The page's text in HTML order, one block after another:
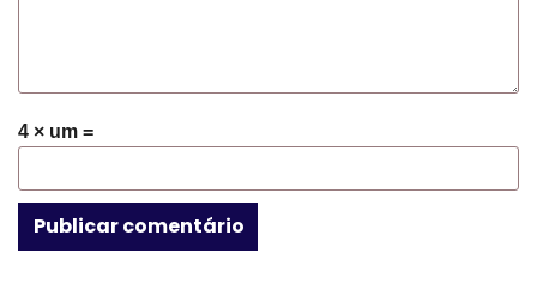
4 × um =